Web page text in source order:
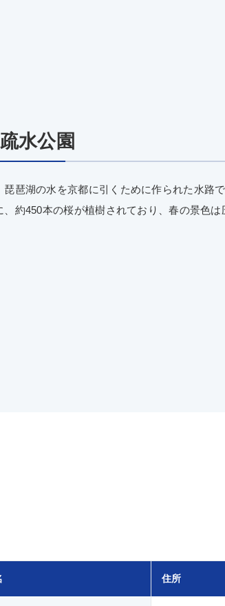
水公園
琵琶湖の水を京都に引くために作られた水路
、約450本の桜が植樹されており、春の景色は
住所